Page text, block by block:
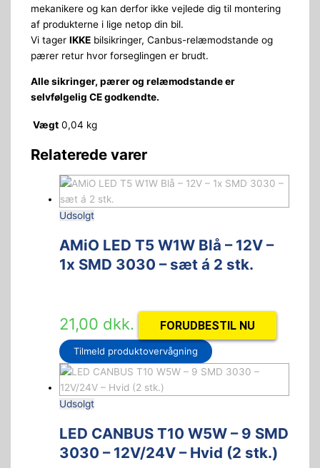
mekanikere og kan derfor ikke vejlede dig til montering
af produkterne i lige netop din bil.
Vi tager IKKEbilsikringer, Canbus-relæmodstande og
pærer retur hvor forseglingen er brudt.
Alle sikringer, pærer og relæmodstande er
selvfølgelig CE godkendte.
Vægt 0,04 kg
Relaterede varer
Udsolgt
AMiO LED T5 W1W Blå – 12V –
1x SMD 3030 – sæt á 2 stk.
21,00 dkk. FORUDBESTIL NU
Tilmeld produktovervågning
Udsolgt
LED CANBUS T10 W5W – 9 SMD
3030 – 12V/24V – Hvid (2 stk.)